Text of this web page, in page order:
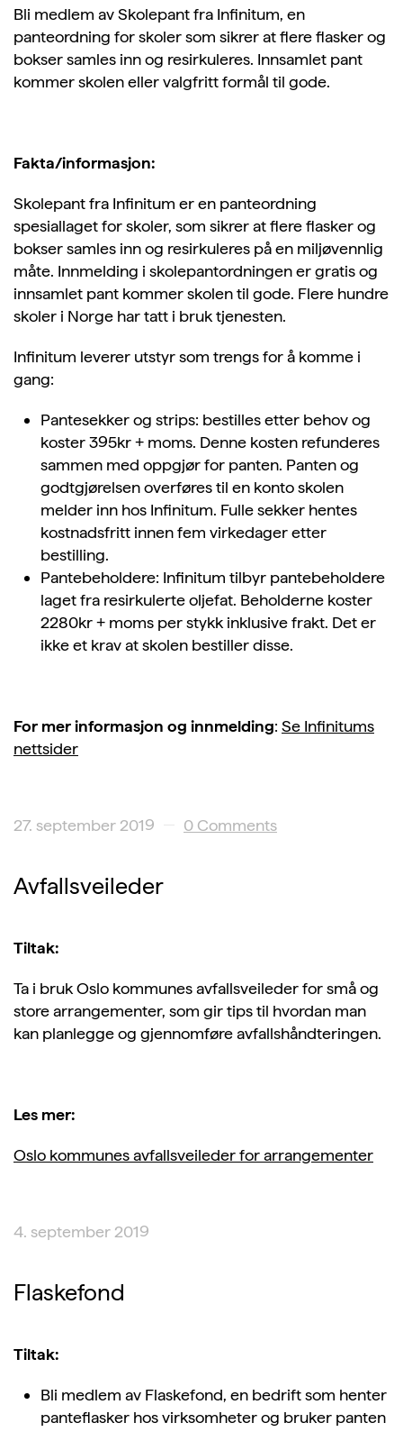
Bli medlem av Skolepant fra Infinitum, en
panteordning for skoler som sikrer at flere flasker og
bokser samles inn og resirkuleres. Innsamlet pant
kommer skolen eller valgfritt formål til gode.
Fakta/informasjon:
Skolepant fra Infinitum er en panteordning
spesiallaget for skoler, som sikrer at flere flasker og
bokser samles inn og resirkuleres på en miljøvennlig
måte. Innmelding i skolepantordningen er gratis og
innsamlet pant kommer skolen til gode. Flere hundre
skoler i Norge har tatt i bruk tjenesten.
Infinitum leverer utstyr som trengs for å komme i
gang:
Pantesekker og strips: bestilles etter behov og
koster 395kr + moms. Denne kosten refunderes
sammen med oppgjør for panten. Panten og
godtgjørelsen overføres til en konto skolen
melder inn hos Infinitum. Fulle sekker hentes
kostnadsfritt innen fem virkedager etter
bestilling.
Pantebeholdere: Infinitum tilbyr pantebeholdere
laget fra resirkulerte oljefat. Beholderne koster
2280kr + moms per stykk inklusive frakt. Det er
ikke et krav at skolen bestiller disse.
For mer informasjon og innmelding: Se Infinitums
nettsider
27. september 2019 0 Comments
Avfallsveileder
Tiltak:
Ta i bruk Oslo kommunes avfallsveileder for små og
store arrangementer, som gir tips til hvordan man
kan planlegge og gjennomføre avfallshåndteringen.
Les mer:
Oslo kommunes avfallsveileder for arrangementer
4. september 2019
Flaskefond
Tiltak:
Bli medlem av Flaskefond, en bedrift som henter
panteflasker hos virksomheter og bruker panten